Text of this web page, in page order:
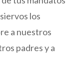
los
a nuestros
padres y a